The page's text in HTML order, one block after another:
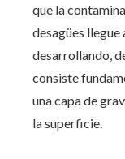
que la
desagües llegue
desarrollando,
consiste
una capa de
la superficie.